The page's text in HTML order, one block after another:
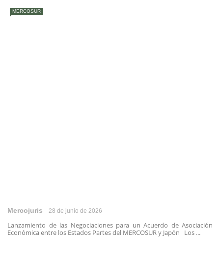
MERCOSUR
Mercojuris 28 de junio de 2026
Lanzamiento de las Negociaciones para un Acuerdo de Asociación
Económica entre los Estados Partes del MERCOSUR y Japón Los ...